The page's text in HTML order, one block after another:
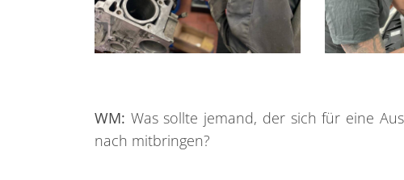
WM: Was sollte jemand, der sich für eine
nach mitbringen?